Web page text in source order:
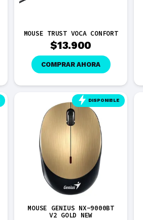
MOUSE TRUST VOCA CONFORT
$13.900
COMPRAR AHORA
DISPONIBLE
MOUSE GENIUS NX-9000BT
V2 GOLD NEW